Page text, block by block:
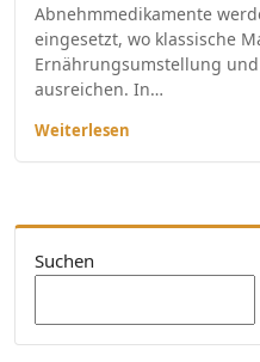
Abnehmmedikamente
eingesetzt, wo klassische
Ernährungsumstellung
ausreichen. In…
Weiterlesen
Suchen